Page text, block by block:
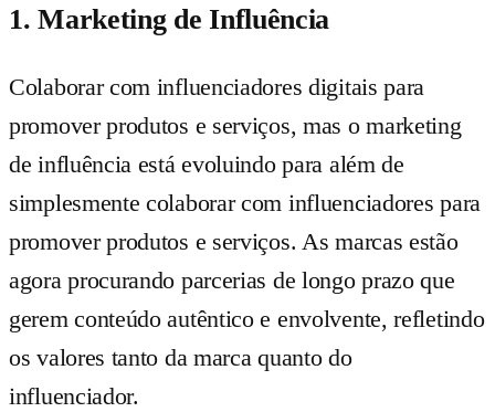
1. Marketing de Influência
Colaborar com influenciadores digitais para
promover produtos e serviços, mas o marketing
de influência está evoluindo para além de
simplesmente colaborar com influenciadores para
promover produtos e serviços. As marcas estão
agora procurando parcerias de longo prazo que
gerem conteúdo autêntico e envolvente, refletindo
os valores tanto da marca quanto do
influenciador.